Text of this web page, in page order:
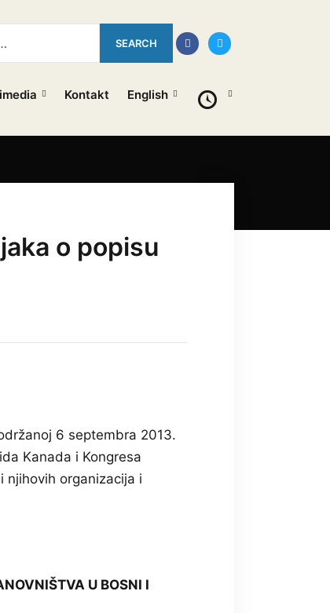
Kontakt English
o popisu
6 septembra 2013.
Kanada i Kongresa
njihovih organizacija i
U BOSNI I